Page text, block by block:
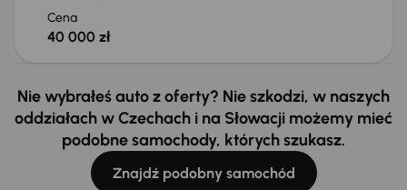
Cena
40 000 zł
Nie wybrałeś auto z oferty? Nie szkodzi, w naszych
oddziałach w Czechach i na Słowacji możemy mieć
podobne samochody, których szukasz.
Znajdź podobny samochód